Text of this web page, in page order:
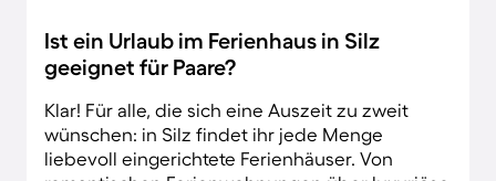
Ist ein Urlaub im Ferienhaus in Silz
geeignet für Paare?
Klar! Für alle, die sich eine Auszeit zu zweit
wünschen: in Silz findet ihr jede Menge
liebevoll eingerichtete Ferienhäuser. Von